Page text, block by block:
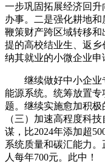
一步巩固拓展经济回
办事。二是强化耕地
鞭策财产跨区域转移
提的高校结业生、返乡
纳其就业的小微企业申
继续做好中小企业
能源系统。统筹放置
题。继续实施愈加积极
（三）加速高程度科
谋，比2024年添加超
系统质量和碳汇能力
人每年700元。此中！